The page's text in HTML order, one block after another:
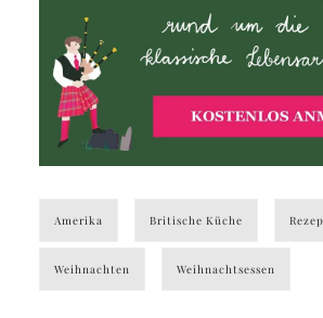
Amerika Britische Küche
Weihnachten Weihnachtsessen